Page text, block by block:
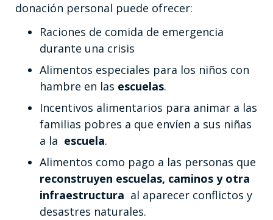
donación personal puede ofrecer:
Raciones de comida de emergencia
durante una crisis
Alimentos especiales para los niños con
hambre en las escuelas.
Incentivos alimentarios para animar a las
familias pobres a que envíen a sus niñas
a la escuela.
Alimentos como pago a las personas que
reconstruyen escuelas, caminos y otra
infraestructura al aparecer conflictos y
desastres naturales.